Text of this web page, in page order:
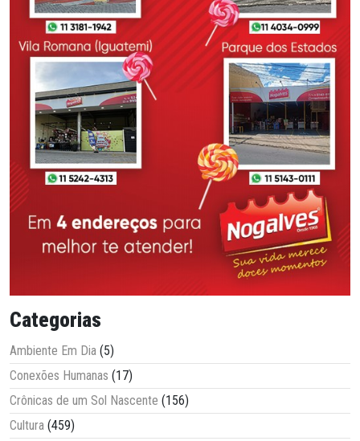
Categorias
Ambiente Em Dia (5)
Conexões Humanas (17)
Crônicas de um Sol Nascente (156)
Cultura (459)